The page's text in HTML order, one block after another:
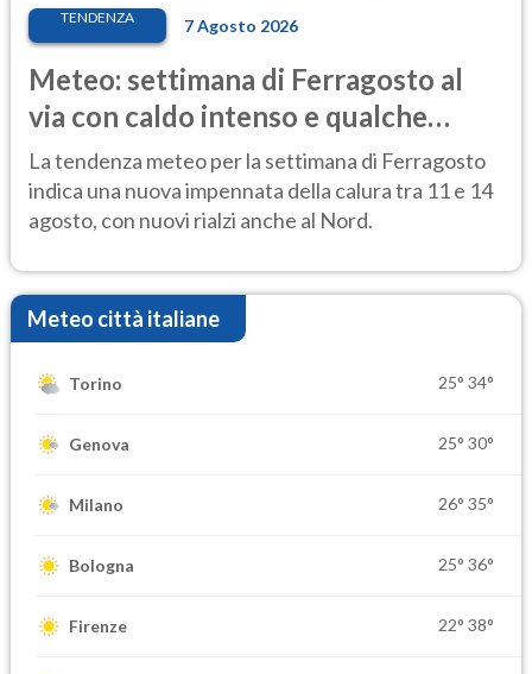
TENDENZA 7 Agosto 2026
Meteo: settimana di Ferragosto al
via con caldo intenso e qualche
temporale
La tendenza meteo per la settimana di Ferragosto
indica una nuova impennata della calura tra 11 e 14
agosto, con nuovi rialzi anche al Nord.
Meteo città italiane
Torino 25° 34°
Genova 25° 30°
Milano 26° 35°
Bologna 25° 36°
Firenze 22° 38°